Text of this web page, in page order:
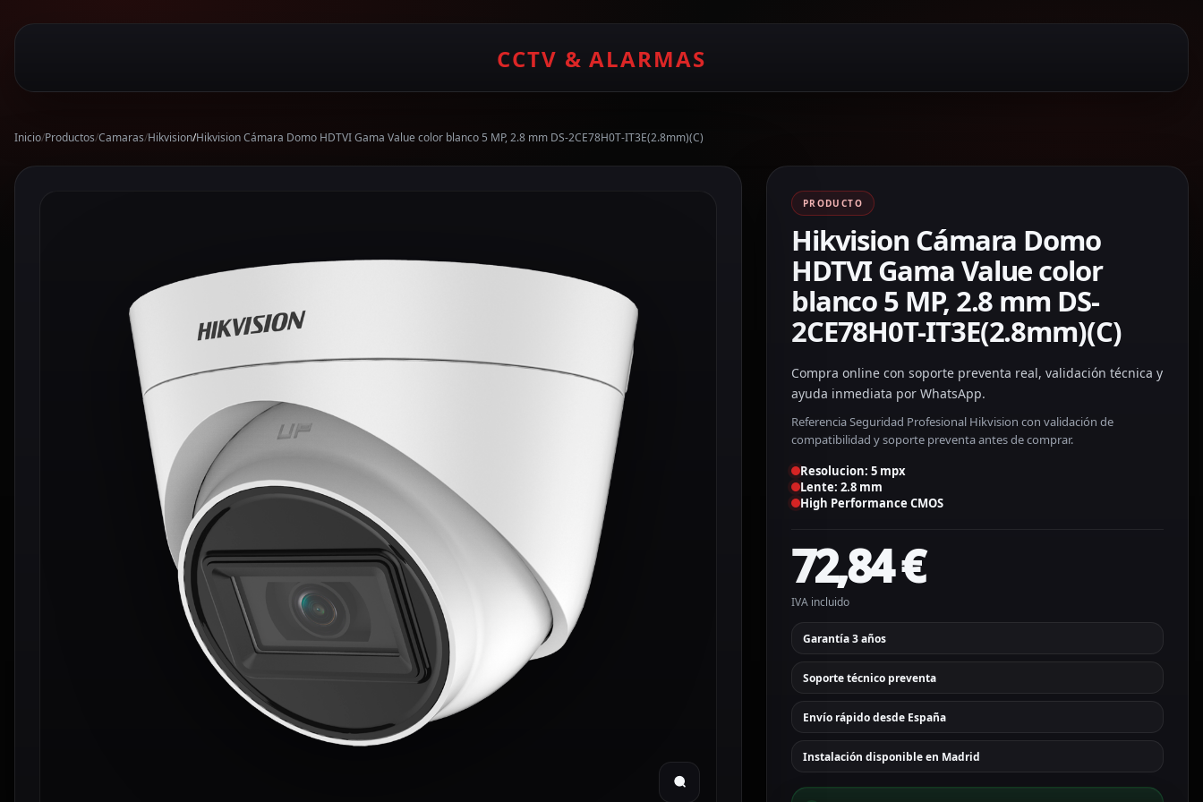
CCTV & ALARMAS
Inicio/Productos/Camaras/Hikvision/Hikvision Cámara Domo HDTVI Gama Value color blanco 5 MP, 2.8 mm DS-2CE78H0T-IT3E(2.8mm)(C)
PRODUCTO
Hikvision Cámara Domo
HDTVI Gama Value color
blanco 5 MP, 2.8 mm DS-
2CE78H0T-IT3E(2.8mm)(C)
Compra online con soporte preventa real, validación técnica y
ayuda inmediata por WhatsApp.
Referencia Seguridad Profesional Hikvision con validación de
compatibilidad y soporte preventa antes de comprar.
Resolucion: 5 mpx
Lente: 2.8 mm
High Performance CMOS
72,84€
IVA incluido
Garantía 3 años
Soporte técnico preventa
Envío rápido desde España
Instalación disponible en Madrid